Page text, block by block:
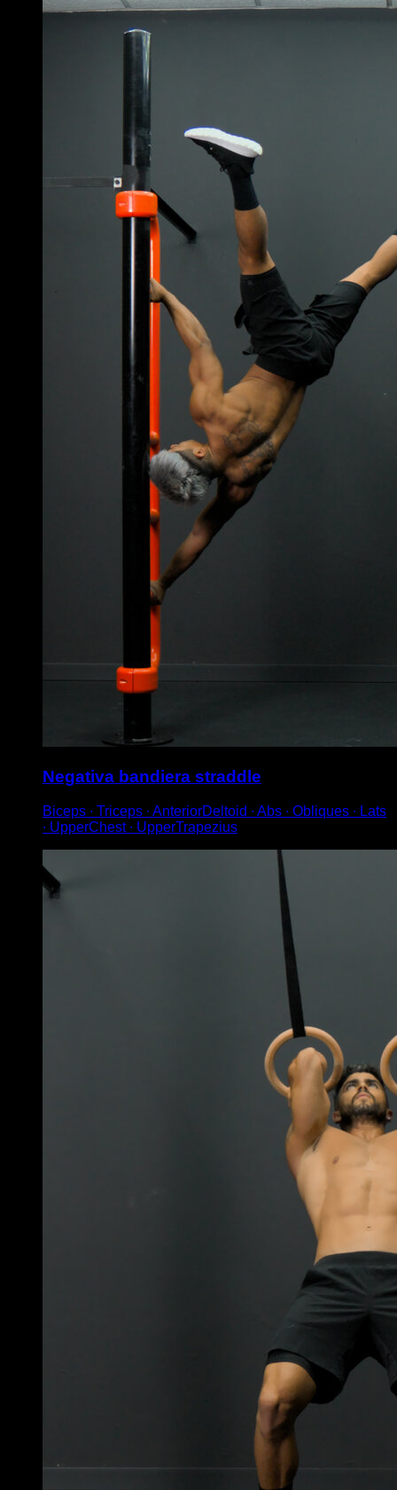
Negativa bandiera straddle
Biceps ∙ Triceps ∙ AnteriorDeltoid ∙ Abs ∙ Obliques ∙ Lats
∙ UpperChest ∙ UpperTrapezius